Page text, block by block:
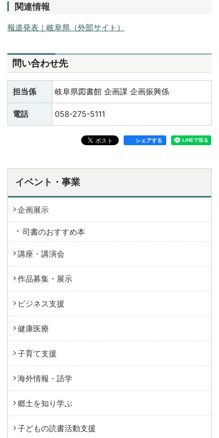
関連情報
報道発表｜岐阜県（外部サイト）
問い合わせ先
担当係 岐阜県図書館 企画課 企画振興係
電話 058-275-5111
シェアする
イベント・事業
企画展示
司書のおすすめ本
講座・講演会
作品募集・展示
ビジネス支援
健康医療
子育て支援
海外情報・語学
郷土を知り学ぶ
子どもの読書活動支援